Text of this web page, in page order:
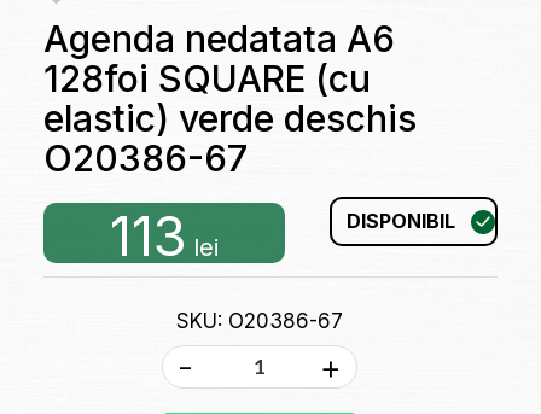
Agenda nedatata A6
128foi SQUARE (cu
elastic) verde deschis
O20386-67
113 lei
DISPONIBIL
SKU: O20386-67
- +